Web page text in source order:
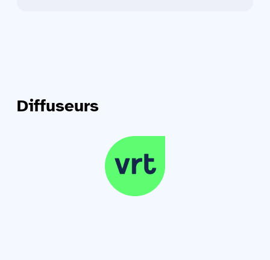
Diffuseurs